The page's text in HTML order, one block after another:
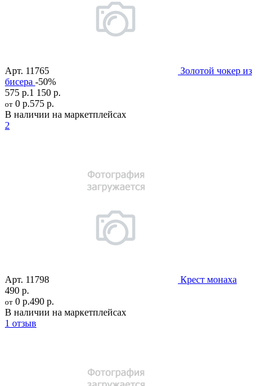
Арт. 11765
Золотой чокер из
бисера -50%
575 р.1 150 р.
от 0 р.575 р.
В наличии на маркетплейсах
2
Арт. 11798
Крест монаха
490 р.
от 0 р.490 р.
В наличии на маркетплейсах
1 отзыв